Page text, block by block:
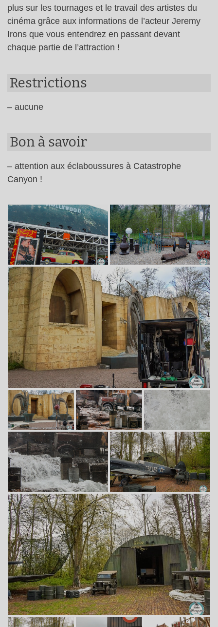
plus sur les tournages et le travail des artistes du
cinéma grâce aux informations de l’acteur Jeremy
Irons que vous entendrez en passant devant
chaque partie de l’attraction !
Restrictions
– aucune
Bon à savoir
– attention aux éclaboussures à Catastrophe
Canyon !